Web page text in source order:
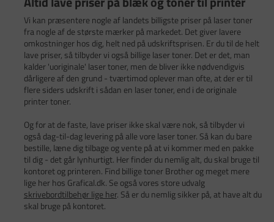
Vi kan præsentere nogle af landets billigste priser på laser toner
fra nogle af de største mærker på markedet. Det giver lavere
omkostninger hos dig, helt ned på udskriftsprisen. Er du til de helt
lave priser, så tilbyder vi også billige laser toner. Det er det, man
kalder 'uoriginale' laser toner, men de bliver ikke nødvendigvis
dårligere af den grund - tværtimod oplever man ofte, at der er til
flere siders udskrift i sådan en laser toner, end i de originale
printer toner.
Og for at de faste, lave priser ikke skal være nok, så tilbyder vi
også dag-til-dag levering på alle vore laser toner. Så kan du bare
bestille, læne dig tilbage og vente på at vi kommer med en pakke
til dig - det går lynhurtigt. Her finder du nemlig alt, du skal bruge til
kontoret og printeren. Find billige toner Brother og meget mere
lige her hos Grafical.dk. Se også vores store udvalg
skrivebordtilbehør lige her. Så er du nemlig sikker på, at have alt du
skal bruge på kontoret.